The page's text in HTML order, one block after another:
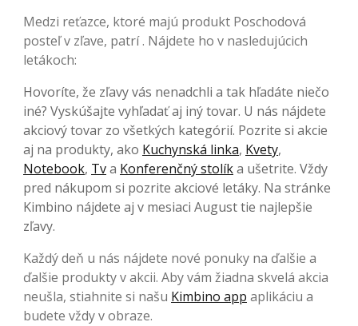
Medzi reťazce, ktoré majú produkt Poschodová
posteľ v zľave, patrí . Nájdete ho v nasledujúcich
letákoch:
Hovoríte, že zľavy vás nenadchli a tak hľadáte niečo
iné? Vyskúšajte vyhľadať aj iný tovar. U nás nájdete
akciový tovar zo všetkých kategórií. Pozrite si akcie
aj na produkty, ako Kuchynská linka, Kvety,
Notebook, Tva Konferenčný stolíka ušetrite. Vždy
pred nákupom si pozrite akciové letáky. Na stránke
Kimbino nájdete aj v mesiaci August tie najlepšie
zľavy.
Každý deň u nás nájdete nové ponuky na ďalšie a
ďalšie produkty v akcii. Aby vám žiadna skvelá akcia
neušla, stiahnite si našu Kimbino app aplikáciu a
budete vždy v obraze.